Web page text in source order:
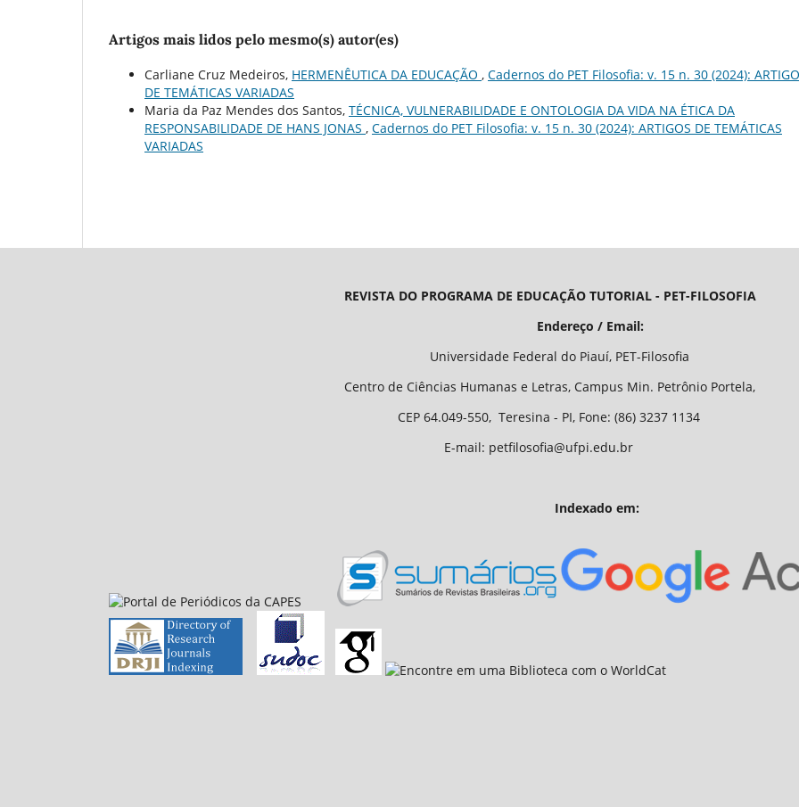
Artigos mais lidos pelo mesmo(s) autor(es)
Carliane Cruz Medeiros, HERMENÊUTICA DA EDUCAÇÃO , Cadernos do PET Filosofia: v. 15 n. 30 (2024):
DE TEMÁTICAS VARIADAS
Maria da Paz Mendes dos Santos, TÉCNICA, VULNERABILIDADE E ONTOLOGIA DA VIDA NA ÉTICA DA
RESPONSABILIDADE DE HANS JONAS , Cadernos do PET Filosofia: v. 15 n. 30 (2024): ARTIGOS DE TEMÁTICAS
VARIADAS
REVISTA DO PROGRAMA DE EDUCAÇÃO TUTORIAL - PET-FILOSOFIA
Endereço / Email:
Universidade Federal do Piauí, PET-Filosofia
Centro de Ciências Humanas e Letras, Campus Min. Petrônio Portela,
CEP 64.049-550, Teresina - PI, Fone: (86) 3237 1134
E-mail: petfilosofia@ufpi.edu.br
Indexado em: